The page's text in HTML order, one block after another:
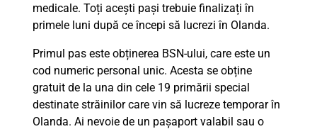
medicale. Toți acești pași trebuie finalizați în
primele luni după ce începi să lucrezi în Olanda.
Primul pas este obținerea BSN-ului, care este un
cod numeric personal unic. Acesta se obține
gratuit de la una din cele 19 primării special
destinate străinilor care vin să lucreze temporar în
Olanda. Ai nevoie de un pașaport valabil sau o